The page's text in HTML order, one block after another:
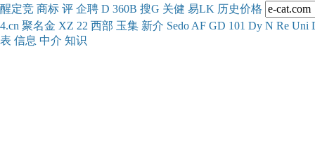
醒定竞 商标 评 企聘 D 360B 搜G 关健 易LK 历史价格
4.cn 聚名金 XZ 22 西部 玉集 新介 Sedo AF GD 101 Dy N Re Uni
表 信息 中介 知识